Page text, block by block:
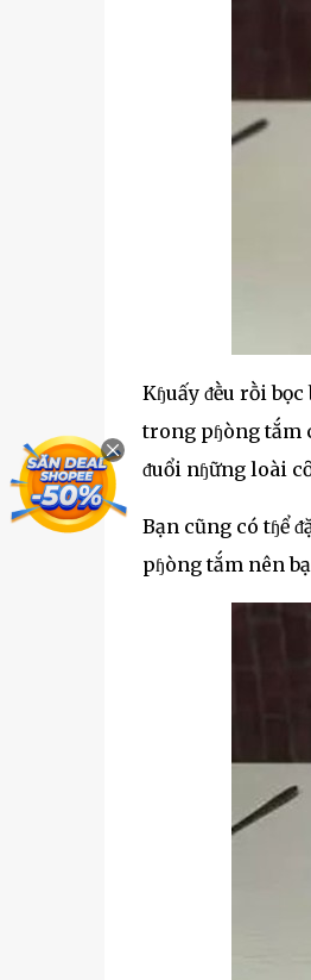
Kɧuấy ᵭḕu rṑi
trong pɧòng tắm
ᵭuổi nɧững loài
Bạn cũng có tɧể
pɧòng tắm nên